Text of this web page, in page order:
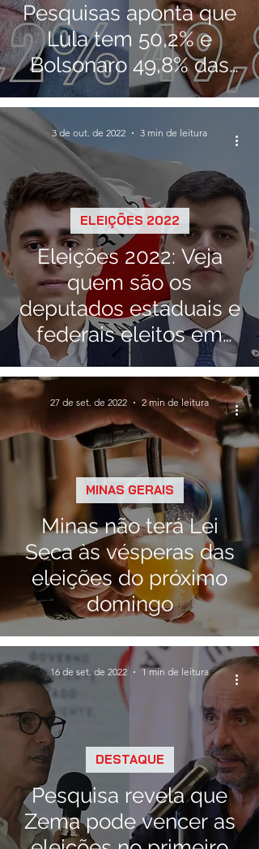
Pesquisas aponta que
Lula tem 50,2% e
Bolsonaro 49,8% das
intenções de votos
Eleições 2022: Veja
quem são os
deputados estaduais e
federais eleitos em
Minas Gerais
ELEIÇÕES 2022
3 de out. de 2022 3 min de leitura
Minas não terá Lei
Seca às vésperas das
eleições do próximo
domingo
MINAS GERAIS
27 de set. de 2022 2 min de leitura
Pesquisa revela que
Zema pode vencer as
DESTAQUE
16 de set. de 2022 1 min de leitura